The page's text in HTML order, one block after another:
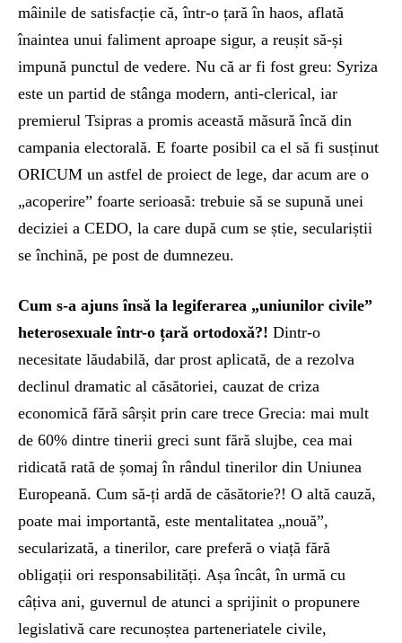
mâinile de satisfacție că, într-o țară în haos, aflată
înaintea unui faliment aproape sigur, a reușit să-și
impună punctul de vedere. Nu că ar fi fost greu: Syriza
este un partid de stânga modern, anti-clerical, iar
premierul Tsipras a promis această măsură încă din
campania electorală. E foarte posibil ca el să fi susținut
ORICUM un astfel de proiect de lege, dar acum are o
„acoperire” foarte serioasă: trebuie să se supună unei
deciziei a CEDO, la care după cum se știe, seculariștii
se închină, pe post de dumnezeu.
Cum s-a ajuns însă la legiferarea „uniunilor civile”
heterosexuale într-o țară ortodoxă?! Dintr-o
necesitate lăudabilă, dar prost aplicată, de a rezolva
declinul dramatic al căsătoriei, cauzat de criza
economică fără sârșit prin care trece Grecia: mai mult
de 60% dintre tinerii greci sunt fără slujbe, cea mai
ridicată rată de șomaj în rândul tinerilor din Uniunea
Europeană. Cum să-ți ardă de căsătorie?! O altă cauză,
poate mai importantă, este mentalitatea „nouă”,
secularizată, a tinerilor, care preferă o viață fără
obligații ori responsabilități. Așa încât, în urmă cu
câțiva ani, guvernul de atunci a sprijinit o propunere
legislativă care recunoștea parteneriatele civile,